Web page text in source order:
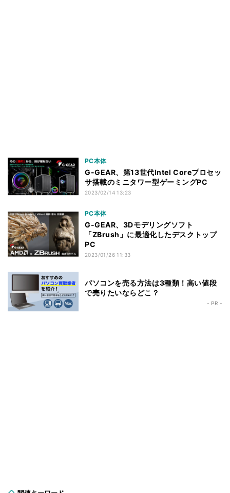
PC本体
G-GEAR、第13世代Intel Coreプロセッ
サ搭載のミニタワー型ゲーミングPC
2023/02/14 13:23
PC本体
G-GEAR、3Dモデリングソフト
「ZBrush」に最適化したデスクトップ
PC
2023/01/26 11:33
パソコンを売る方法は3種類！高い値段
で売りたいならどこ？
- PR -